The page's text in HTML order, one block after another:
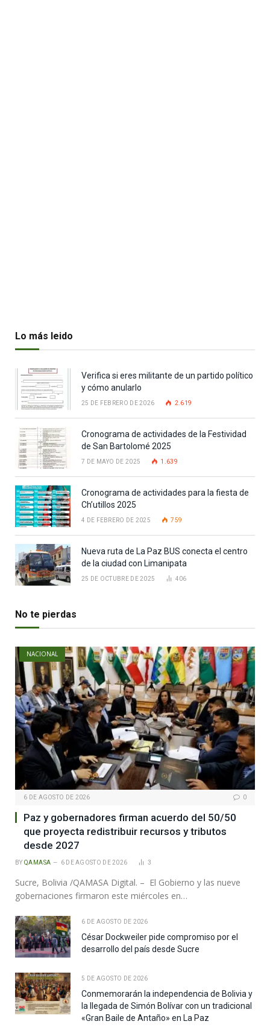
Lo más leido
Verifica si eres militante de un partido político
y cómo anularlo
25 DE FEBRERO DE 2026 2.619
Cronograma de actividades de la Festividad
de San Bartolomé 2025
7 DE MAYO DE 2025 1.639
Cronograma de actividades para la fiesta de
Ch’utillos 2025
4 DE FEBRERO DE 2025 759
Nueva ruta de La Paz BUS conecta el centro
de la ciudad con Limanipata
25 DE OCTUBRE DE 2025 406
No te pierdas
NACIONAL
6 DE AGOSTO DE 2026 0
Paz y gobernadores firman acuerdo del 50/50
que proyecta redistribuir recursos y tributos
desde 2027
BY QAMASA 6 DE AGOSTO DE 2026 3
Sucre, Bolivia /QAMASA Digital. – El Gobierno y las nueve
gobernaciones firmaron este miércoles en…
6 DE AGOSTO DE 2026
César Dockweiler pide compromiso por el
desarrollo del país desde Sucre
5 DE AGOSTO DE 2026
Conmemorarán la independencia de Bolivia y
la llegada de Simón Bolívar con un tradicional
«Gran Baile de Antaño» en La Paz